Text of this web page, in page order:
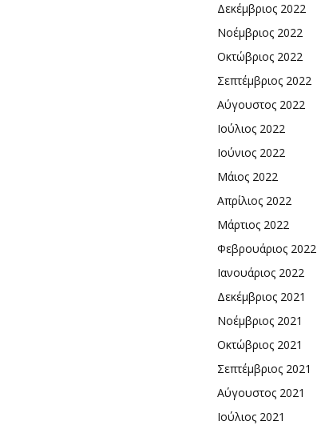
Δεκέμβριος 2022
Νοέμβριος 2022
Οκτώβριος 2022
Σεπτέμβριος 2022
Αύγουστος 2022
Ιούλιος 2022
Ιούνιος 2022
Μάιος 2022
Απρίλιος 2022
Μάρτιος 2022
Φεβρουάριος 2022
Ιανουάριος 2022
Δεκέμβριος 2021
Νοέμβριος 2021
Οκτώβριος 2021
Σεπτέμβριος 2021
Αύγουστος 2021
Ιούλιος 2021